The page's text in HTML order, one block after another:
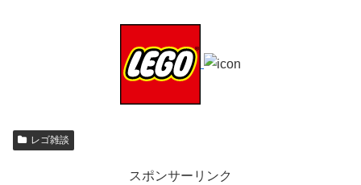
レゴ雑談
スポンサーリンク